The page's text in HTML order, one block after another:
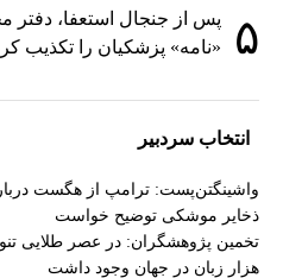
۵
پس از جنجال استعفا، دفتر
«نامه» پزشکیان را تکذیب
انتخاب سردبیر
واشینگتن‌پست: ترامپ از هگست
ذخایر موشکی توضیح خواست
هزار زبان در جهان وجود داشت